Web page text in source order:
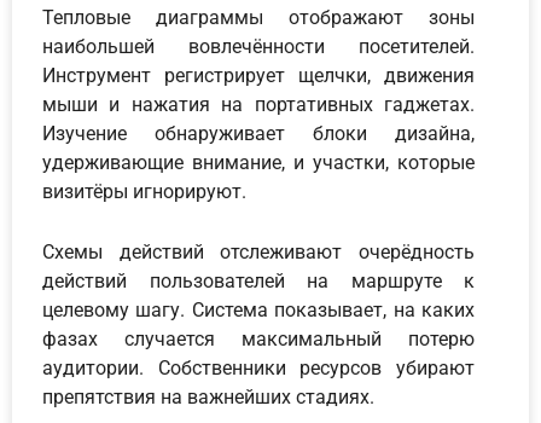
Тепловые диаграммы отображают зоны
наибольшей вовлечённости посетителей.
Инструмент регистрирует щелчки, движения
мыши и нажатия на портативных гаджетах.
Изучение обнаруживает блоки дизайна,
удерживающие внимание, и участки, которые
визитёры игнорируют.
Схемы действий отслеживают очерёдность
действий пользователей на маршруте к
целевому шагу. Система показывает, на каких
фазах случается максимальный потерю
аудитории. Собственники ресурсов убирают
препятствия на важнейших стадиях.